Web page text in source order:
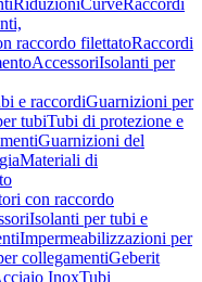
RiduzioniCurveRaccordi
raccordo filettatoRaccordi
AccessoriIsolanti per
e raccordiGuarnizioni per
tubiTubi di protezione e
Guarnizioni del
Materiali di
con raccordo
Isolanti per tubi e
Impermeabilizzazioni per
collegamentiGeberit
InoxTubi